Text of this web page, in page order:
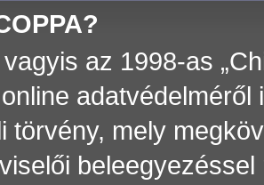
az 1998-as
törvény, mely